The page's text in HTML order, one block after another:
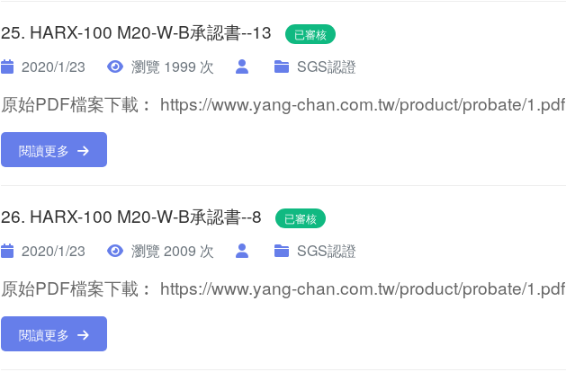
25. HARX-100 M20-W-B承認書--13 已審核
2020/1/23 瀏覽 1999 次 SGS認證
原始PDF檔案下載︰ https://www.yang-chan.com.tw/product/probate/1.pdf
閱讀更多
26. HARX-100 M20-W-B承認書--8 已審核
2020/1/23 瀏覽 2009 次 SGS認證
原始PDF檔案下載︰ https://www.yang-chan.com.tw/product/probate/1.pdf
閱讀更多